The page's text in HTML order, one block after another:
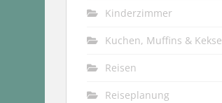
Kinderzimmer
Kuchen, Muffins & Kekse
Reisen
Reiseplanung